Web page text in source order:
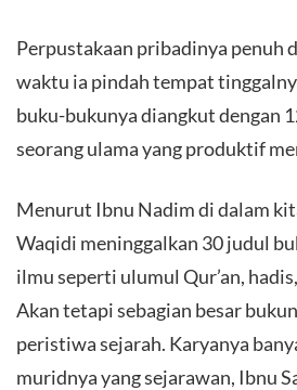
Perpustakaan pribadinya penuh
waktu ia pindah tempat
buku-bukunya diangkut dengan
seorang ulama yang produktif
Menurut Ibnu Nadim di dalam
Waqidi meninggalkan 30 judul
ilmu seperti ulumul Qur’an,
Akan tetapi sebagian besar
peristiwa sejarah. Karyanya
muridnya yang sejarawan, Ibnu